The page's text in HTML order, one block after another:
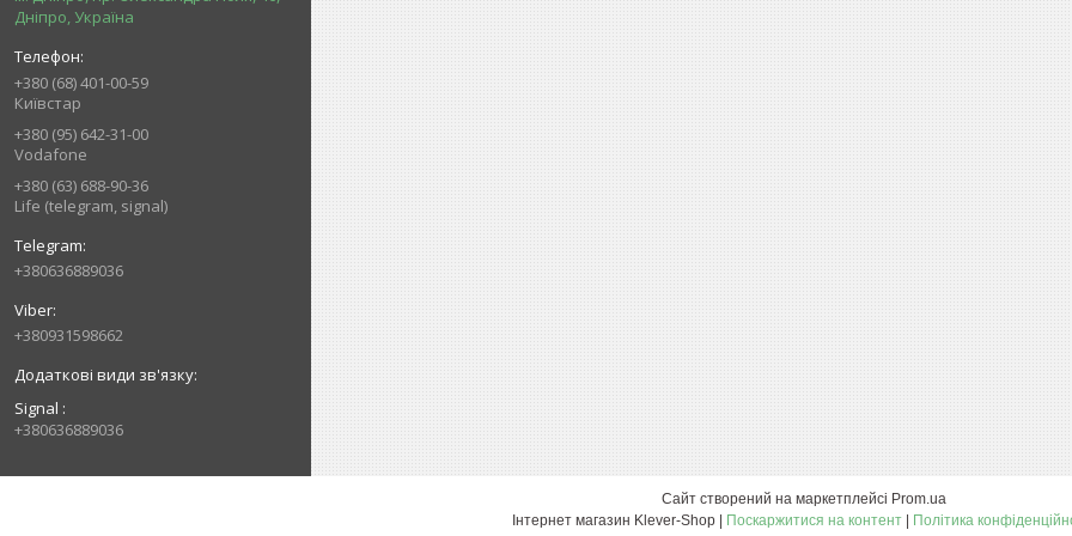
Дніпро, Україна
+380 (68) 401-00-59
Київстар
+380 (95) 642-31-00
Vodafone
+380 (63) 688-90-36
Life (telegram, signal)
+380636889036
+380931598662
Signal
+380636889036
Сайт створений на маркетплейсі Prom.ua
Поскаржитися на контент Політика